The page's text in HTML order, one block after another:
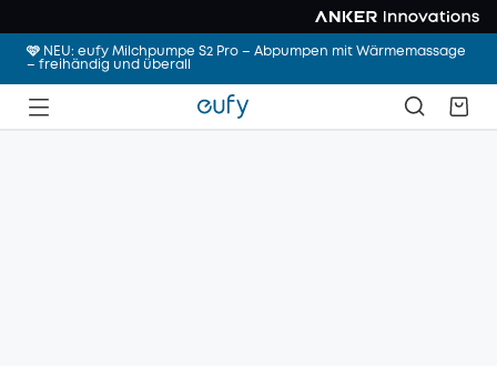
🩷 NEU: eufy Milchpumpe S2 Pro – Abpumpen mit Wärmemassage
– freihändig und überall